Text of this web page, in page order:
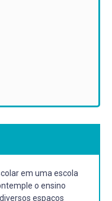
em uma escola
o ensino
espaços